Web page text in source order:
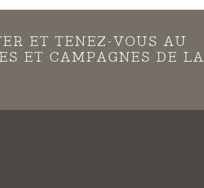
ET TENEZ-VOUS AU
ET CAMPAGNES DE LA